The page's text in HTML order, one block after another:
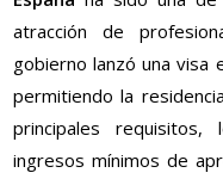
atracción de
gobierno lanzó una visa
permitiendo la
principales
ingresos mínimos de